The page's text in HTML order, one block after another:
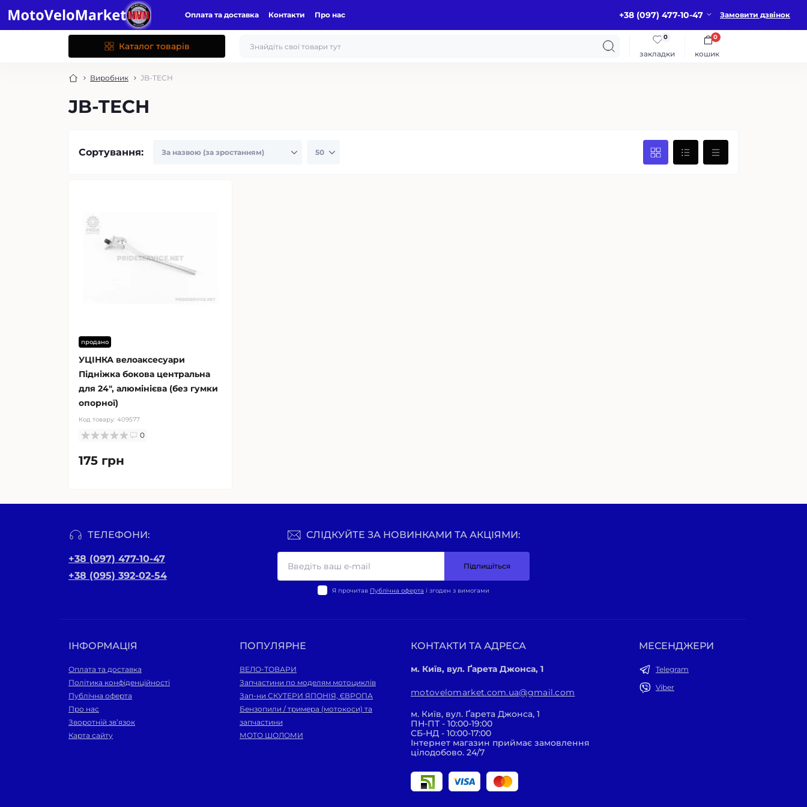
Оплата та доставка Контакти Про нас +38 (097) 477-10-47 Замовити дзвінок
Каталог товарів
закладки
0
кошик
0
Виробник JB-TECH
JB-TECH
Сортування:
продано
УЦІНКА велоаксесуари
Підніжка бокова центральна
для 24", алюмінієва (без гумки
опорної)
Код товару: 409577
0
175 грн
ТЕЛЕФОНИ:
+38 (097) 477-10-47
+38 (095) 392-02-54
СЛІДКУЙТЕ ЗА НОВИНКАМИ ТА АКЦІЯМИ:
Підпишіться
Я прочитав Публічна оферта і згоден з вимогами
ІНФОРМАЦІЯ
Оплата та доставка
Політика конфіденційності
Публічна оферта
Про нас
Зворотній зв’язок
Карта сайту
ПОПУЛЯРНЕ
ВЕЛО-ТОВАРИ
Запчастини по моделям мотоциклів
Зап-ни СКУТЕРИ ЯПОНІЯ, ЄВРОПА
Бензопили / тримера (мотокоси) та
запчастини
МОТО ШОЛОМИ
КОНТАКТИ ТА АДРЕСА
м. Київ, вул. Ґарета Джонса, 1
motovelomarket.com.ua@gmail.com
м. Київ, вул. Ґарета Джонса, 1
ПН-ПТ - 10:00-19:00
СБ-НД - 10:00-17:00
Інтернет магазин приймає замовлення
цілодобово. 24/7
МЕСЕНДЖЕРИ
Telegram
Viber